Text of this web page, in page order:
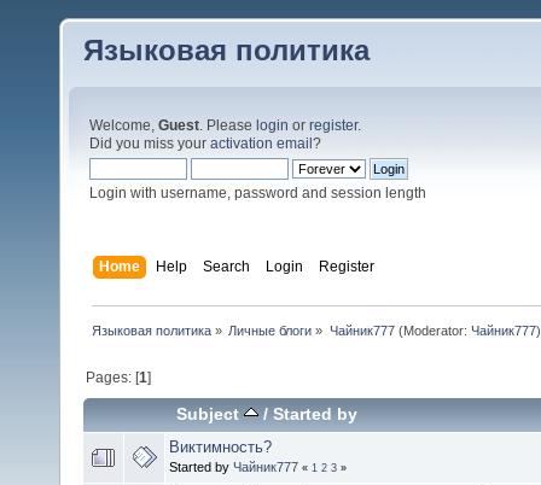
Языковая политика
Welcome, Guest. Please login or register.
Did you miss your activation email ?
Login with username, password and session length
Home Help Search Login Register
Языковая политика» Личные блоги » Чайник777(Moderator: Чайник777)
Pages: [1]
Subject / Started by
Виктимность?
Started by Чайник777 « 1 2 3 »